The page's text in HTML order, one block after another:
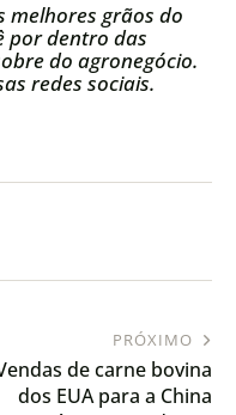
melhores grãos do
por dentro das
do agronegócio.
redes sociais.
PRÓXIMO
de carne bovina
dos EUA para a China